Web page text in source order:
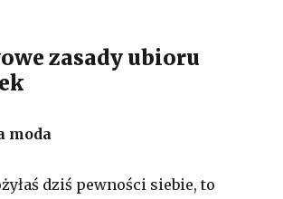
zasady ubioru
moda
dziś pewności siebie, to